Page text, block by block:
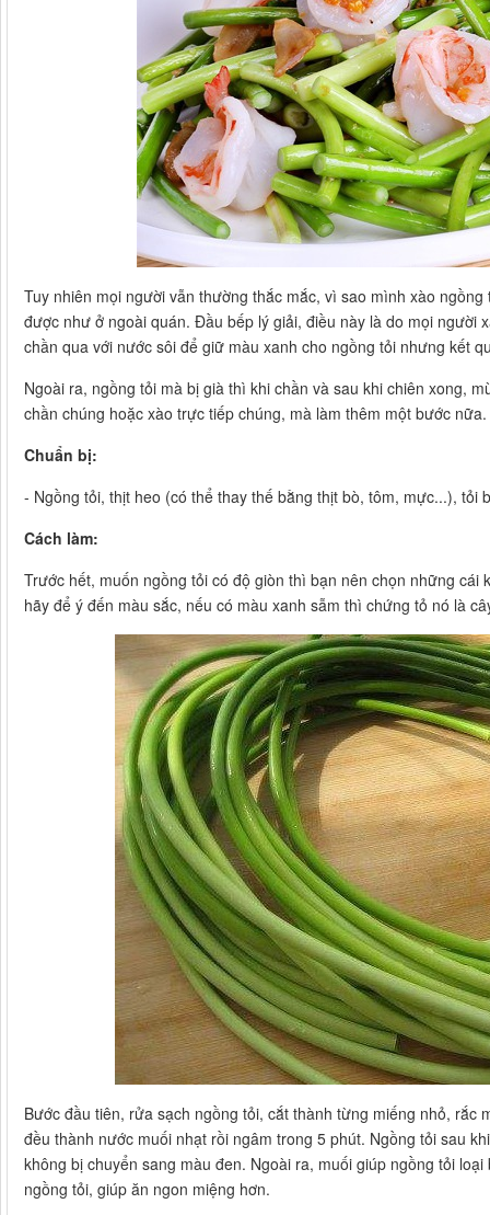
Tuy nhiên mọi người vẫn thường thắc mắc, vì sao mình xào
được như ở ngoài quán. Đầu bếp lý giải, điều này là do mọi người
chần qua với nước sôi để giữ màu xanh cho ngồng tỏi nhưng kết
Ngoài ra, ngồng tỏi mà bị già thì khi chần và sau khi chiên xong,
chần chúng hoặc xào trực tiếp chúng, mà làm thêm một bước
Chuẩn bị:
- Ngồng tỏi, thịt heo (có thể thay thế bằng thịt bò, tôm, mực...), tỏi
Cách làm:
Trước hết, muốn ngồng tỏi có độ giòn thì bạn nên chọn những
hãy để ý đến màu sắc, nếu có màu xanh sẫm thì chứng tỏ nó là
Bước đầu tiên, rửa sạch ngồng tỏi, cắt thành từng miếng nhỏ, rắc
đều thành nước muối nhạt rồi ngâm trong 5 phút. Ngồng tỏi sau
không bị chuyển sang màu đen. Ngoài ra, muối giúp ngồng tỏi
ngồng tỏi, giúp ăn ngon miệng hơn.